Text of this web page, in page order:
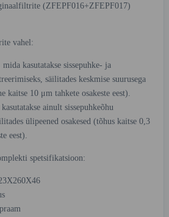
(ZFEPF016+ZFEPF017)
vahel:
kasutatakse sissepuhke- ja
säilitades keskmise suurusega
kaitse 10 μm tahkete osakeste eest).
ainult sissepuhkeõhu
ülipeened osakesed (tõhus kaitse 0,3
eest).
spetsifikatsioon: